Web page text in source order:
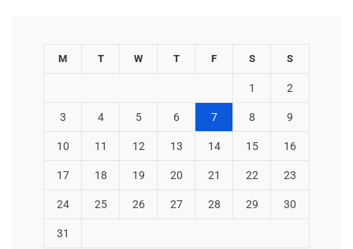
M T W T F S S
1 2
3 4 5 6 7 8 9
10 11 12 13 14 15 16
17 18 19 20 21 22 23
24 25 26 27 28 29 30
31